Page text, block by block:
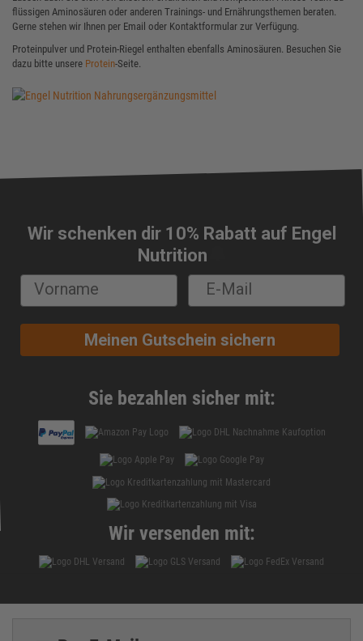
flüssigen Aminosäuren oder anderen Trainings- und Ernährungsthemen beraten.
Gerne stehen wir Ihnen per Email oder Kontaktformular zur Verfügung.
Proteinpulver und Protein-Riegel enthalten ebenfalls Aminosäuren. Besuchen Sie
dazu bitte unsere Protein-Seite.
Wir schenken dir 10% Rabatt auf Engel
Nutrition
Meinen Gutschein sichern
Sie bezahlen sicher mit:
Wir versenden mit: